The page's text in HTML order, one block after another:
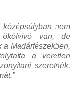
nem
van, de
a Madárfészekben,
a veretlen
szeretnék,